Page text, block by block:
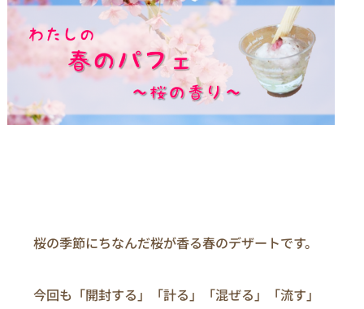
桜の季節にちなんだ桜が香る春のデザートです。
今回も「開封する」「計る」「混ぜる」「流す」